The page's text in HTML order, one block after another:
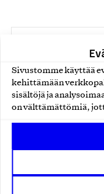
Sivustomme käyttää
kehittämään
sisältöjä ja
on välttämättömiä,
Avainlippu 60
Avainlippu ei ole
luottamuksesta,